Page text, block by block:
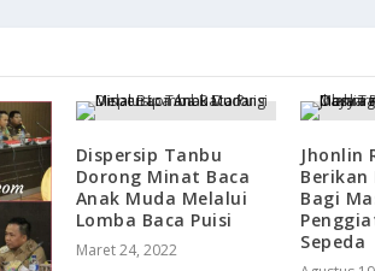
Dispersip Tanbu
Dorong Minat Baca
Anak Muda Melalui
Lomba Baca Puisi
Maret 24, 2022
Jhonlin
Berikan
Bagi
Sepeda